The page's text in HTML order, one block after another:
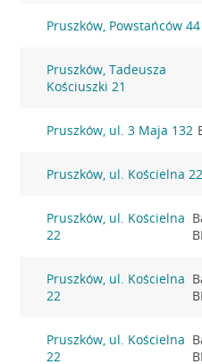
Pruszków, Powstańców 44
Pruszków, Tadeusza
Kościuszki 21
Pruszków, ul. 3 Maja 132
Pruszków, ul. Kościelna 22
Pruszków, ul. Kościelna
22
Pruszków, ul. Kościelna
22
Pruszków, ul. Kościelna
22